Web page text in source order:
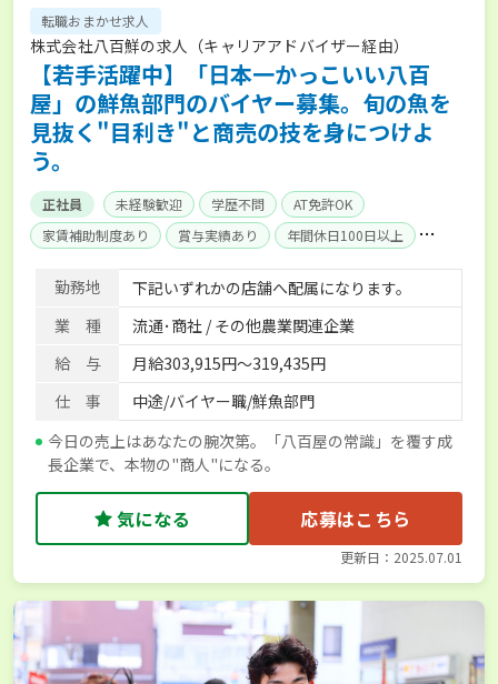
転職おまかせ求人
株式会社八百鮮の求人（キャリアアドバイザー経由）
【若手活躍中】「日本一かっこいい八百
屋」の鮮魚部門のバイヤー募集。旬の魚を
見抜く"目利き"と商売の技を身につけよ
う。
正社員 未経験歓迎 学歴不問
AT免許OK
家賃補助制度あり
賞与実績あり
年間休日100日以上
社会保険完備
単身寮あり
勤務地
下記いずれかの店舗へ配属になります。
業 種
流通･商社 / その他農業関連企業
給 与
月給303,915円～319,435円
仕 事
中途/バイヤー職/鮮魚部門
今日の売上はあなたの腕次第。「八百屋の常識」を覆す成
長企業で、本物の"商人"になる。
気になる 応募はこちら
更新日：2025.07.01